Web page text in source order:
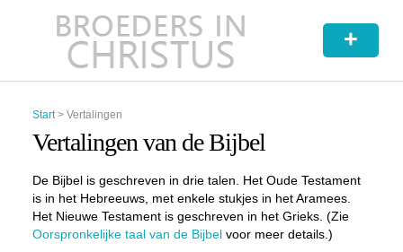
+
Start> Vertalingen
Vertalingen van de Bijbel
De Bijbel is geschreven in drie talen. Het Oude Testament
is in het Hebreeuws, met enkele stukjes in het Aramees.
Het Nieuwe Testament is geschreven in het Grieks. (Zie
Oorspronkelijke taal van de Bijbelvoor meer details.)